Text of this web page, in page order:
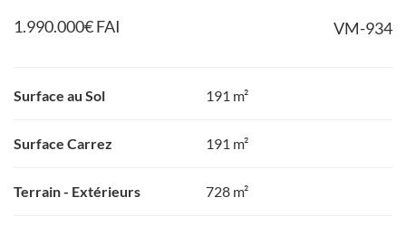
1.990.000€FAI VM-934
Surface au Sol 191 m²
Surface Carrez 191 m²
Terrain - Extérieurs 728 m²